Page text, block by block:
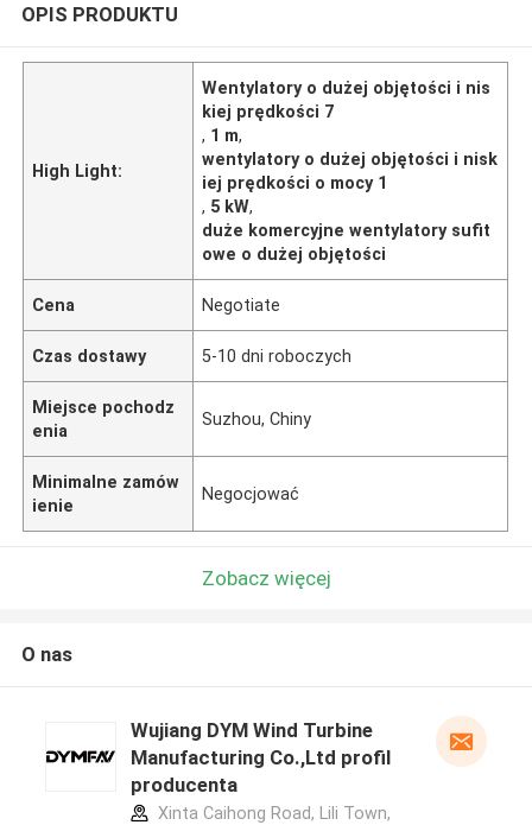
OPIS PRODUKTU
High Light:
Wentylatory o dużej objętości i nis
kiej prędkości 7
, 1 m,
wentylatory o dużej objętości i nisk
iej prędkości o mocy 1
, 5 kW,
duże komercyjne wentylatory sufit
owe o dużej objętości
Cena Negotiate
Czas dostawy 5-10 dni roboczych
Miejsce pochodz
enia
Suzhou, Chiny
Minimalne zamów
ienie
Negocjować
Zobacz więcej
O nas
Wujiang DYM Wind Turbine
Manufacturing Co.,Ltd profil
producenta
Xinta Caihong Road, Lili Town,